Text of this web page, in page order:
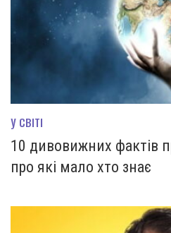
У СВІТІ
10 дивовижних фактів
про які мало хто знає